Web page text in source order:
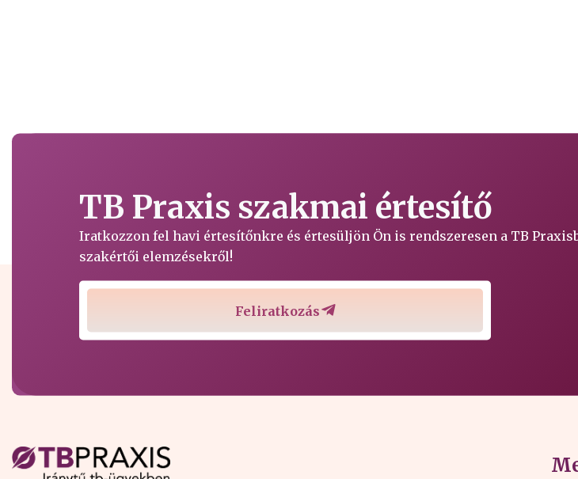
TB Praxis szakmai értesítő
Iratkozzon fel havi értesítőnkre és értesüljön Ön is rendszeresen a TB
szakértői elemzésekről!
Feliratkozás